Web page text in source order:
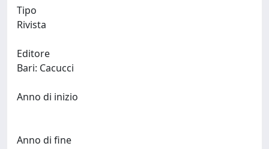
Tipo
Rivista
Editore
Anno di inizio
Anno di fine